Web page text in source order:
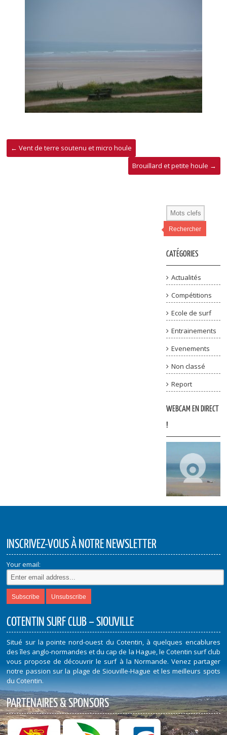
← Vent de terre soutenu et micro houle
Brouillard et petite houle →
Rechercher
CATÉGORIES
Actualités
Compétitions
Ecole de surf
Entrainements
Evenements
Non classé
Report
WEBCAM EN DIRECT
!
INSCRIVEZ-VOUS À NOTRE NEWSLETTER
Your email:
COTENTIN SURF CLUB – SIOUVILLE
Situé sur la pointe nord-ouest du Cotentin, à quelques encablures
des îles anglo-normandes et du cap de la Hague, le Cotentin surf club
vous propose de découvrir le surf à la Normande. Venez partager
notre passion sur la plage de Siouville-Hague et les meilleurs spots
du Cotentin.
PARTENAIRES & SPONSORS